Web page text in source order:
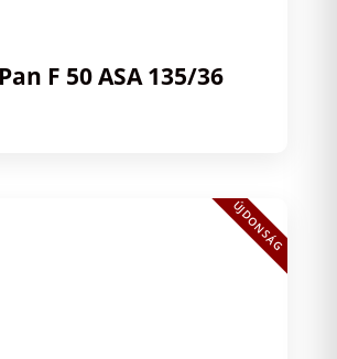
F 50 ASA 135/36
ÚJDONSÁG